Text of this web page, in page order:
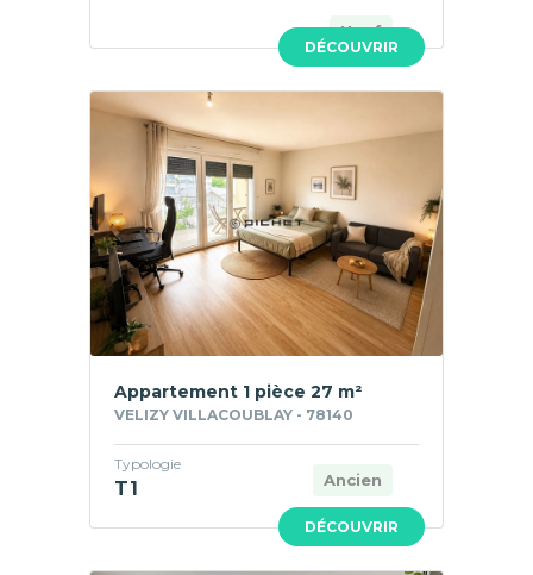
DÉCOUVRIR
Neuf
DÉCOUVRIR
Appartement 1 pièce 27 m²
VELIZY VILLACOUBLAY - 78140
Ancien
Typologie
T1